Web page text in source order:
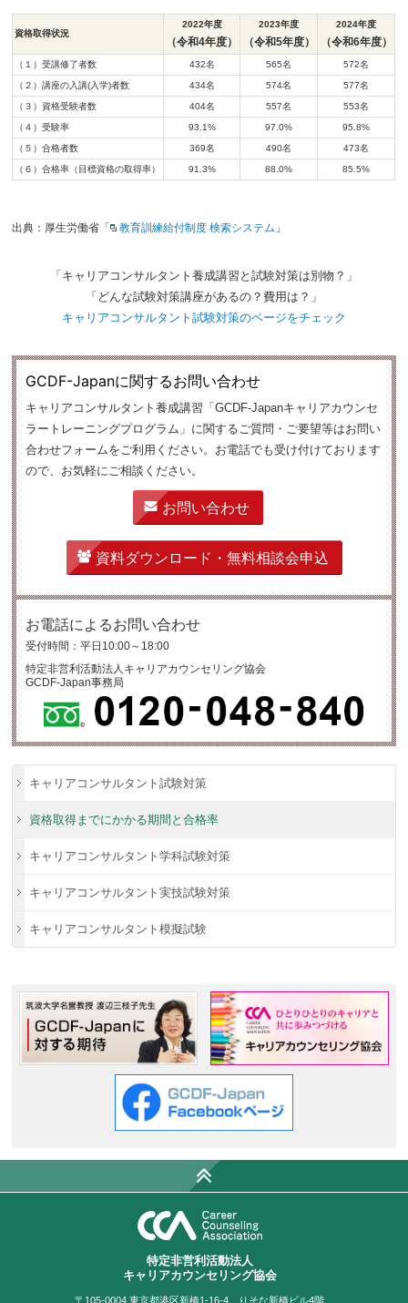
資格取得状況
2022年度
（令和4年度）
2023年度
（令和5年度）
2024年度
（令和6年度）
（１）受講修了者数 432名 565名 572名
（２）講座の入講(入学)者数 434名 574名 577名
（３）資格受験者数 404名 557名 553名
（４）受験率 93.1% 97.0% 95.8%
（５）合格者数 369名 490名 473名
（６）合格率（目標資格の取得率） 91.3% 88.0% 85.5%
出典：厚生労働省「 教育訓練給付制度 検索システム 」
「キャリアコンサルタント養成講習と試験対策は別物？」
「どんな試験対策講座があるの？費用は？」
キャリアコンサルタント試験対策のページをチェック
GCDF-Japanに関するお問い合わせ
キャリアコンサルタント養成講習「GCDF-Japanキャリアカウンセ
ラートレーニングプログラム」に関するご質問・ご要望等はお問い
合わせフォームをご利用ください。お電話でも受け付けております
ので、お気軽にご相談ください。
お問い合わせ
資料ダウンロード・無料相談会申込
お電話によるお問い合わせ
受付時間：平日10:00～18:00
特定非営利活動法人キャリアカウンセリング協会
GCDF-Japan事務局
キャリアコンサルタント試験対策
資格取得までにかかる期間と合格率
キャリアコンサルタント学科試験対策
キャリアコンサルタント実技試験対策
キャリアコンサルタント模擬試験
特定非営利活動法人
キャリアカウンセリング協会
〒105-0004 東京都港区新橋1-16-4 りそな新橋ビル4階